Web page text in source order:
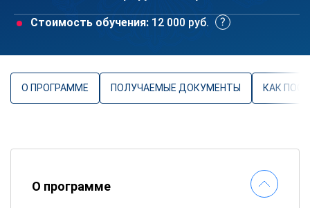
Стоимость обучения: 12 000 руб.
О ПРОГРАММЕ ПОЛУЧАЕМЫЕ ДОКУМЕНТЫ КАК
О программе